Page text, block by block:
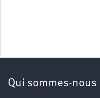
Qui sommes-nous